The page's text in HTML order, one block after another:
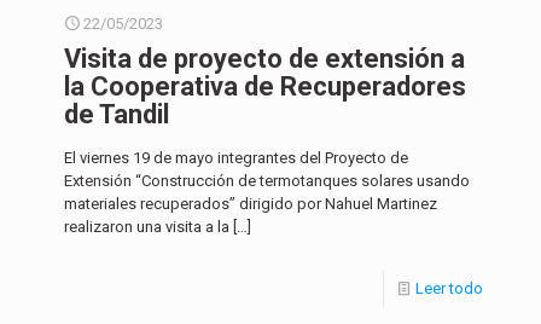
22/05/2023
Visita de proyecto de extensión a
la Cooperativa de Recuperadores
de Tandil
El viernes 19 de mayo integrantes del Proyecto de
Extensión “Construcción de termotanques solares usando
materiales recuperados” dirigido por Nahuel Martinez
realizaron una visita a la […]
Leer todo